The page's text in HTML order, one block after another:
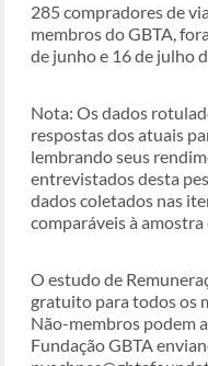
285 compradores de
membros do GBTA,
de junho e 16 de julho
Nota: Os dados
respostas dos atuais
lembrando seus
entrevistados desta
dados coletados nas
comparáveis à amostra
O estudo de
gratuito para todos os
Não-membros podem
Fundação GBTA